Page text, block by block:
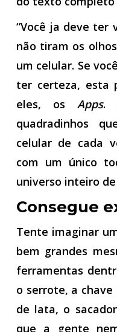
“Você ja deve ter
não tiram os
um celular. Se
ter certeza, esta
eles, os Apps.
quadradinhos
celular de cada
com um único
universo inteiro
Consegue
Tente imaginar
bem grandes
ferramentas
o serrote, a
de lata, o
que a gente